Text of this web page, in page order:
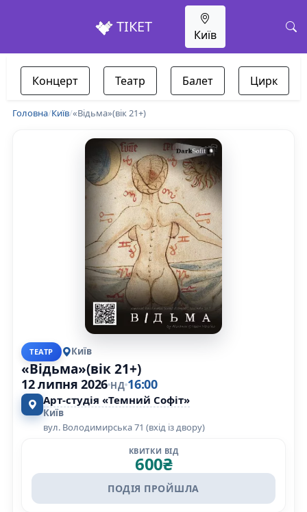
ТІКЕТ Київ
Концерт Театр Балет Цирк
Головна/Київ/«Відьма»(вік 21+)
ТЕАТР Київ
«Відьма»(вік 21+)
12 липня 2026 НД 16:00
Арт-студія «Темний Софіт»
Київ
вул. Володимирська 71 (вхід із двору)
КВИТКИ ВІД
600₴
ПОДІЯ ПРОЙШЛА